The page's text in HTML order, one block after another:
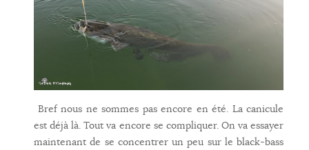
Bref nous ne sommes pas encore en été. La canicule
est déjà là. Tout va encore se compliquer. On va essayer
maintenant de se concentrer un peu sur le black-bass